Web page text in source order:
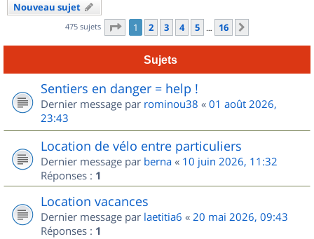
Nouveau sujet
475 sujets Page 1sur
1 2 3 4 5 … 16
Sujets
Sentiers en danger = help !
Dernier message par rominou38 « 01 août 2026,
23:43
Location de vélo entre particuliers
Dernier message par berna « 10 juin 2026, 11:32
Réponses : 1
Location vacances
Dernier message par laetitia6 « 20 mai 2026, 09:43
Réponses : 1